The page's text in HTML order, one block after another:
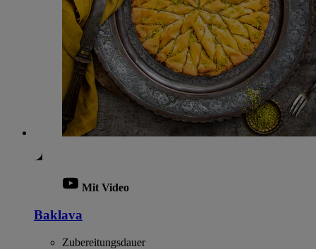
Mit Video
Baklava
Zubereitungsdauer